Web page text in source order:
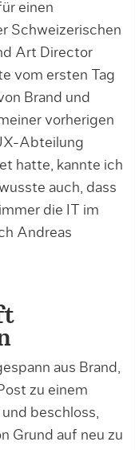
einen
Schweizerischen
Art Director
vom ers­­ten Tag
Brand und
vorherigen
Abteilung
hatte, kannte ich
auch, dass
die IT im
Andreas
aus Brand,
zu einem
beschloss,
Grund auf neu zu